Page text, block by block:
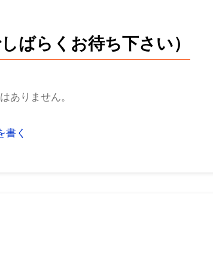
ばらくお待ち下さい）
ありません。
書く